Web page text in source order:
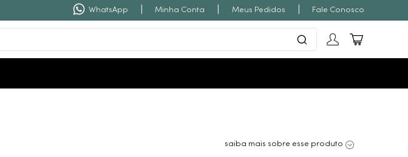
WhatsApp Minha Conta Meus Pedidos Fale Conosco
saiba mais sobre esse produto